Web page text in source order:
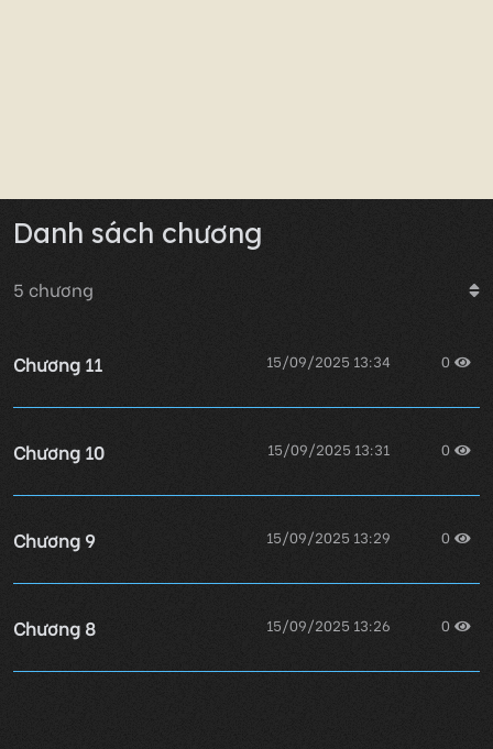
Danh sách chương
5 chương
Chương 11 15/09/2025 13:34 0
Chương 10 15/09/2025 13:31 0
Chương 9 15/09/2025 13:29 0
Chương 8 15/09/2025 13:26 0